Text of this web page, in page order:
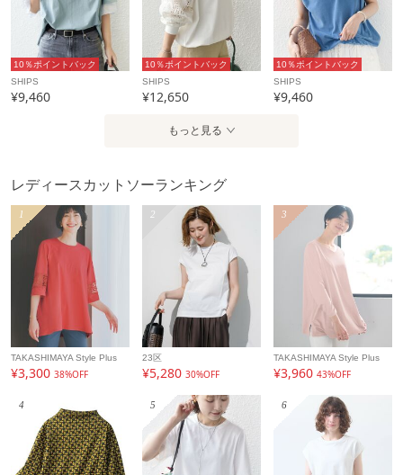
10％ポイントバック
SHIPS
¥9,460
10％ポイントバック
SHIPS
¥12,650
10％ポイントバック
SHIPS
¥9,460
もっと見る
レディースカットソーランキング
1
TAKASHIMAYA Style Plus
¥3,300 38%OFF
2
23区
¥5,28030%OFF
3
TAKASHIMAYA Style Plus
¥3,96043%OFF
4 5 6